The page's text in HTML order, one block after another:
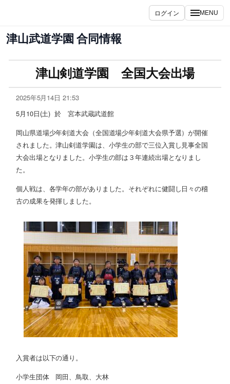
ログイン MENU
津山武道学園 合同情報
津山剣道学園 全国大会出場
2025年5月14日 21:53
5月10日(土) 於 宮本武蔵武道館
岡山県道場少年剣道大会（全国道場少年剣道大会県予選）が開催
されました。津山剣道学園は、小学生の部で三位入賞し見事全国
大会出場となりました。小学生の部は３年連続出場となりまし
た。
個人戦は、各学年の部がありました。それぞれに健闘し日々の稽
古の成果を発揮しました。
入賞者は以下の通り。
小学生団体 岡田、鳥取、大林